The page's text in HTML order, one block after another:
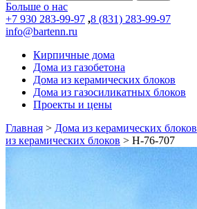
Больше о нас
+7 930 283-99-97 ,8 (831) 283-99-97
info@bartenn.ru
Кирпичные дома
Дома из газобетона
Дома из керамических блоков
Дома из газосиликатных блоков
Проекты и цены
Главная > Дома из керамических блоков
из керамических блоков > Н-76-707